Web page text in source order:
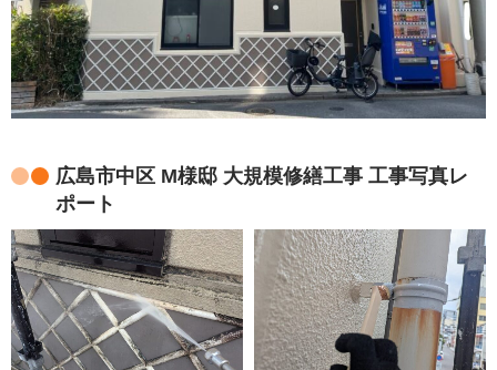
広島市中区 M様邸 大規模修繕工事 工事写真レ
ポート